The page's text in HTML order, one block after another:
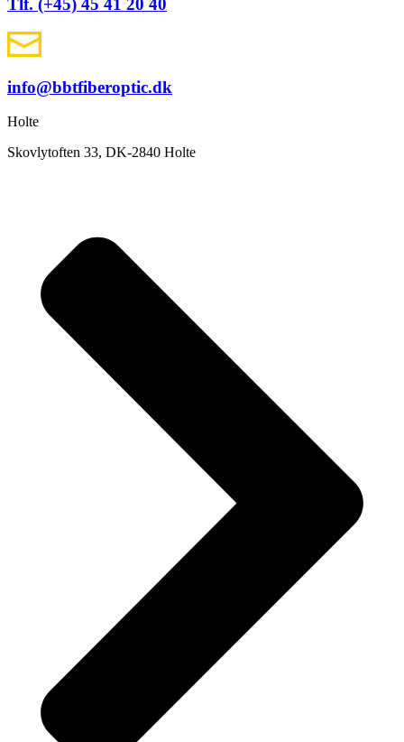
Tlf. (+45) 45 41 20 40
info@bbtfiberoptic.dk
Holte
Skovlytoften 33, DK-2840 Holte